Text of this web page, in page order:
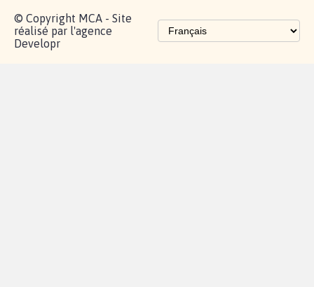
© Copyright MCA - Site
réalisé par l'agence
Developr